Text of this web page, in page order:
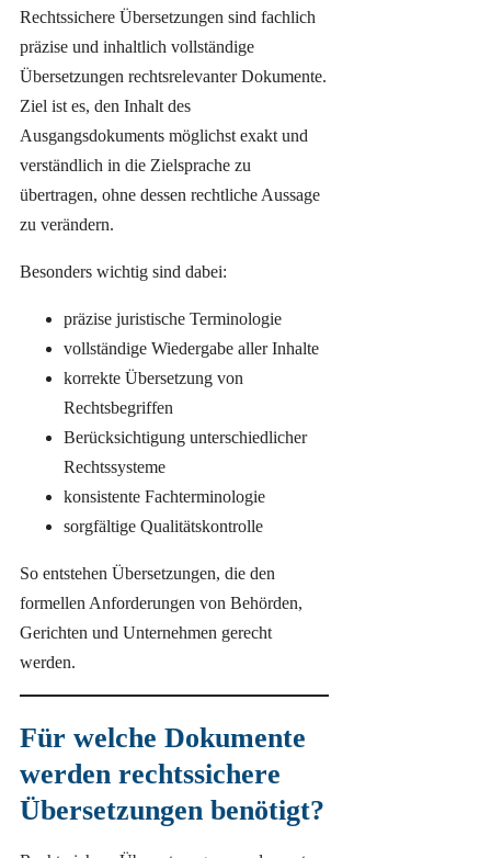
Rechtssichere Übersetzungen sind fachlich
präzise und inhaltlich vollständige
Übersetzungen rechtsrelevanter Dokumente.
Ziel ist es, den Inhalt des
Ausgangsdokuments möglichst exakt und
verständlich in die Zielsprache zu
übertragen, ohne dessen rechtliche Aussage
zu verändern.
Besonders wichtig sind dabei:
präzise juristische Terminologie
vollständige Wiedergabe aller Inhalte
korrekte Übersetzung von
Rechtsbegriffen
Berücksichtigung unterschiedlicher
Rechtssysteme
konsistente Fachterminologie
sorgfältige Qualitätskontrolle
So entstehen Übersetzungen, die den
formellen Anforderungen von Behörden,
Gerichten und Unternehmen gerecht
werden.
Für welche Dokumente
werden rechtssichere
Übersetzungen benötigt?